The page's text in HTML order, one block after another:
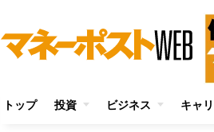
トップ 投資 ビジネス キャ